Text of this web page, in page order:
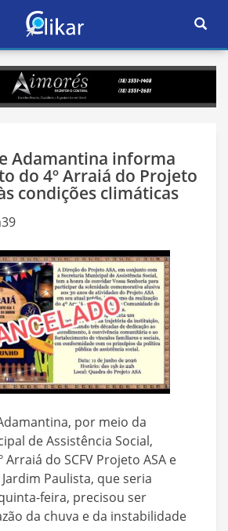
Ativar
Adamantina informa
do 4º Arraiá do Projeto
condições climáticas
por meio da
de Assistência Social,
do SCFV Projeto ASA e
Paulista, que seria
feira, precisou ser
da chuva e da instabilidade